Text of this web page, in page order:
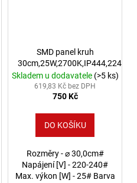
SMD panel kruh
Skladem u dodavatele (>5 ks)
619,83 Kč bez DPH
750 Kč
DO KOŠÍKU
Rozměry - ⌀ 30,0cm#
Napájení [V] - 220-240#
Max. výkon [W] - 25# Barva